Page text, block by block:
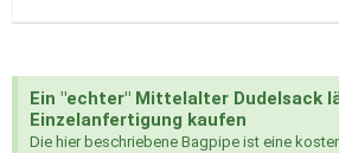
Ein "echter" Mittelalter Dudelsack
Einzelanfertigung kaufen
Die hier beschriebene Bagpipe ist eine